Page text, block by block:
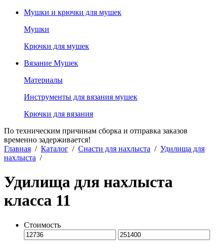
Мушки и крючки для мушек
Мушки
Крючки для мушек
Вязание Мушек
Материалы
Инструменты для вязания мушек
Крючки для вязания
По техническим причинам сборка и отправка заказов
временно задерживается!
Главная / Каталог / Снасти для нахлыста / Удилища для
нахлыста /
Удилища для нахлыста
класса 11
Стоимость